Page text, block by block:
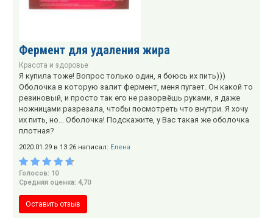
Фермент для удаления жира
Красота и здоровье
Я купила тоже! Вопрос только один, я боюсь их пить)))
Оболочка в которую залит фермент, меня пугает. Он какой то
резиновый, и просто так его не разорвёшь руками, я даже
ножницами разрезала, чтобы посмотреть что внутри. Я хочу
их пить, но... Оболочка! Подскажите, у Вас такая же оболочка
плотная?
2020.01.29 в 13:26 написал: Елена
Голосов: 10
Средняя оценка: 4,70
Оставить отзыв